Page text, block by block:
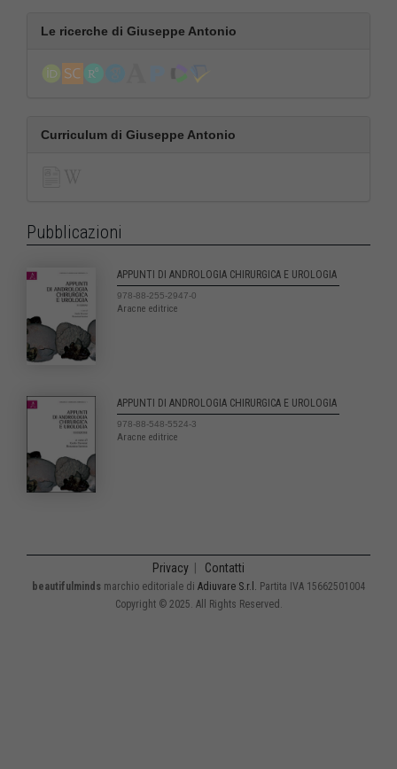
Le ricerche di Giuseppe Antonio
Curriculum di Giuseppe Antonio
Pubblicazioni
APPUNTI DI ANDROLOGIA CHIRURGICA E UROLOGIA
978-88-255-2947-0
Aracne editrice
APPUNTI DI ANDROLOGIA CHIRURGICA E UROLOGIA
978-88-548-5524-3
Aracne editrice
Privacy Contatti
beautifulminds marchio editoriale di Adiuvare S.r.l. Partita IVA 15662501004
Copyright © 2025. All Rights Reserved.